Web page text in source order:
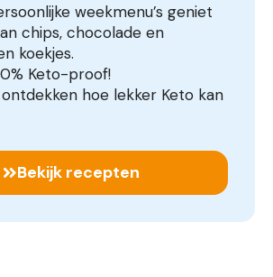
weekmenu’s geniet
chips, chocolade en
koekjes.
Keto-proof!
hoe lekker Keto kan
Bekijk recepten